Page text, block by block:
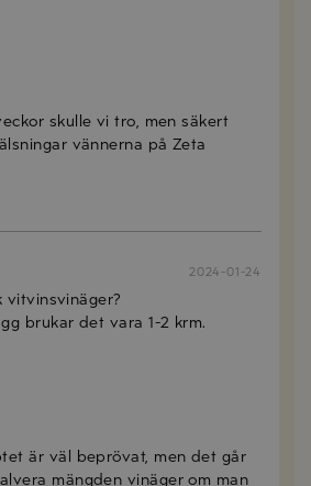
skulle vi tro, men säkert
vännerna på Zeta
2024-01-24
vitvinsvinäger?
brukar det vara 1-2 krm.
är väl beprövat, men det går
mängden vinäger om man